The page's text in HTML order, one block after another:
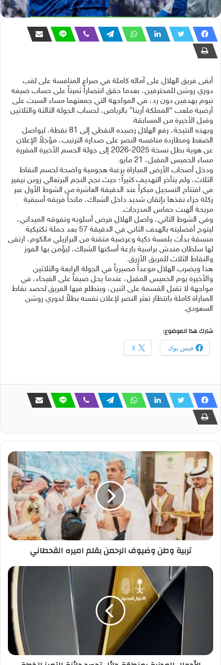
أبقى فريق الهلال على آماله كاملة في صراع المنافسة على لقب
دوري روشن للمحترفين، بعدما حقق انتصاراً ثميناً على حساب ضيفه
نيوم بهدفين دون رد، في المواجهة التي جمعتهما مساء السبت على
أرضية ملعب “المملكة أرينا” بالرياض، لحساب الجولة الثالثة والثلاثين
وقبل الأخيرة من المسابقة.
وبهذه النتيجة، رفع الهلال رصيده النقطي إلى 81 نقطة، ليواصل
الضغط ومطاردة منافسه النصر على صدارة الترتيب، مؤجلاً الإعلان
عن هوية بطل نسخة 2025-2026 إلى جولة الحسم الأخيرة المقررة
مساء الخميس المقبل، 21 مايو.
ودخل أصحاب الأرض المباراة برغبة هجومية واضحة لحسم النقاط
الثلاث، ولم يتأخر التهديف كثيراً؛ حيث نجح النجم البرتغالي روبن نيفيز
في افتتاح التسجيل مبكراً عند الدقيقة العاشرة من الشوط الأول عبر
ركلة جزاء نفذها بإتقان شديد داخل الشباك، مانحاً فريقه أسبقية
مريحة ألهبت حماس المدرجات.
وفي الشوط الثاني، واصل الهلال فرض أسلوبه وتفوقه الميداني،
ليتوج أفضليته بالهدف الثاني في الدقيقة 57 بعد جملة تكتيكية
منسقة بدأت بلمسة ذكية وعرضية متقنة من البرازيلي مالكوم، ارتقى
لها سلطان مندش براسية بارعة أسكنها الشباك، ليؤمن بها الفوز
والنقاط الثلاث للفريق الأزرق.
هذا ويضرب الهلال موعداً مصيرياً في الجولة الرابعة والثلاثين
والأخيرة يوم الخميس المقبل، عندما يحل ضيفاً على الفيحاء، في
مواجهة لا تقبل القسمة على اثنين، ويتطلع فيها الفريق لحصد نقاط
المباراة كاملة بانتظار تعثر النصر لإعلان نفسه بطلاً لدوري روشن
السعودي.
شارك هذا الموضوع:
فيس بوك X
تربية وطن وضيوف الرحمن بقلم اميره القحطاني